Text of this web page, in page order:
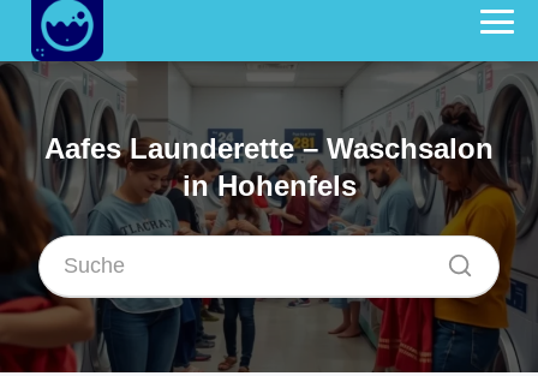
Aafes Launderette – Waschsalon
in Hohenfels